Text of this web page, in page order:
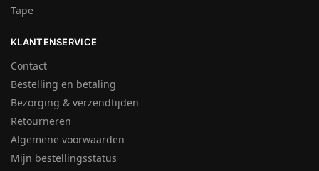
Tape
KLANTENSERVICE
Contact
Bestelling en betaling
Bezorging & verzendtijden
Retourneren
Algemene voorwaarden
Mijn bestellingsstatus